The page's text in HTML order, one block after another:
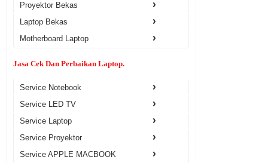
Proyektor Bekas
Laptop Bekas
Motherboard Laptop
Jasa Cek Dan Perbaikan Laptop.
Service Notebook
Service LED TV
Service Laptop
Service Proyektor
Service APPLE MACBOOK